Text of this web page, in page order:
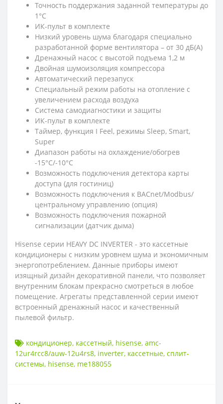
Точность поддержания заданной температуры до
1°С
ИК-пульт в комплекте
Низкий уровень шума благодаря специально
разработанной форме вентилятора – от 30 дБ(А)
Дренажный насос с высотой подъема 1,2 м
Двойная шумоизоляция компрессора
Автоматический перезапуск
Специальный режим работы на отопление с
увеличением расхода воздуха
Система самодиагностики и защиты
ИК-пульт в комплекте
Таймер, функция I Feel, режимы Sleep, Smart,
Super
Диапазон работы на охлаждение/обогрев
-15°С/-10°С
Возможность подключения детектора карты
доступа (для гостиниц)
Возможность подключения к BACnet/Modbus/
центральному управлению (опция)
Возможность подключения пожарной
сигнализации (датчик дыма)
Hisense серии HEAVY DC INVERTER - это кассетные
кондиционеры с низким уровнем шума и экономичным
энергопотреблением. Данные приборы имеют
изящный дизайн декоративной панели, что позволяет
внутренним блокам прекрасно смотреться в любое
помещение. Агрегаты представленной серии имеют
встроенный дренажный насос и качественный
пылевой фильтр.
кондиционер, кассетный, hisense, amc-
12ur4rcc8/auw-12u4rs8, inverter, кассетные, сплит-
системы, hisense, me188055